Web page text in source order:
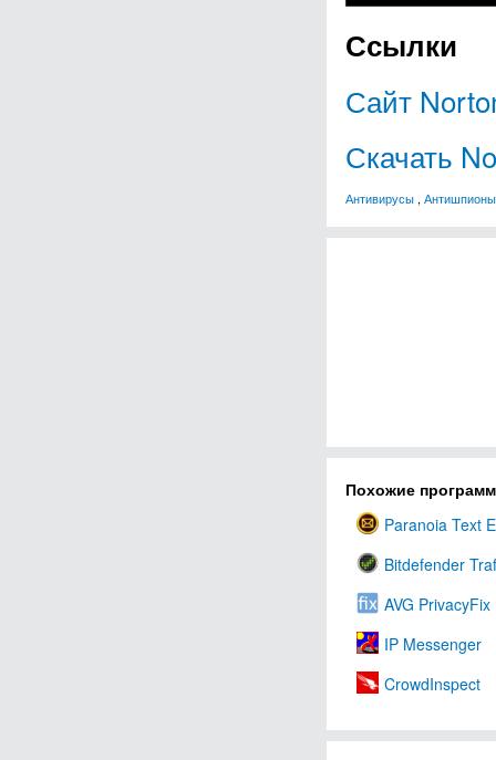
Ссылки
Сайт
Скачать
Антивирусы , Антишпионы
Похожие
Paranoia Text
Bitdefender
AVG PrivacyFix
IP Messenger
CrowdInspect